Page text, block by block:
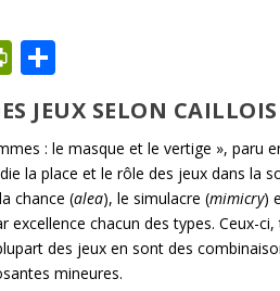
Pr
in
tF
ri
e
n
dl
ar
ta
g
er
JEUX SELON CAILLOIS
: le masque et le vertige », paru
la place et le rôle des jeux dans la
chance (alea), le simulacre (mimicry)
excellence chacun des types. Ceux-
des jeux en sont des
mineures.